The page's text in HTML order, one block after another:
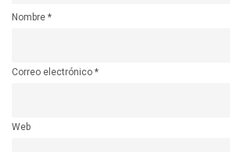
Nombre *
Correo electrónico *
Web